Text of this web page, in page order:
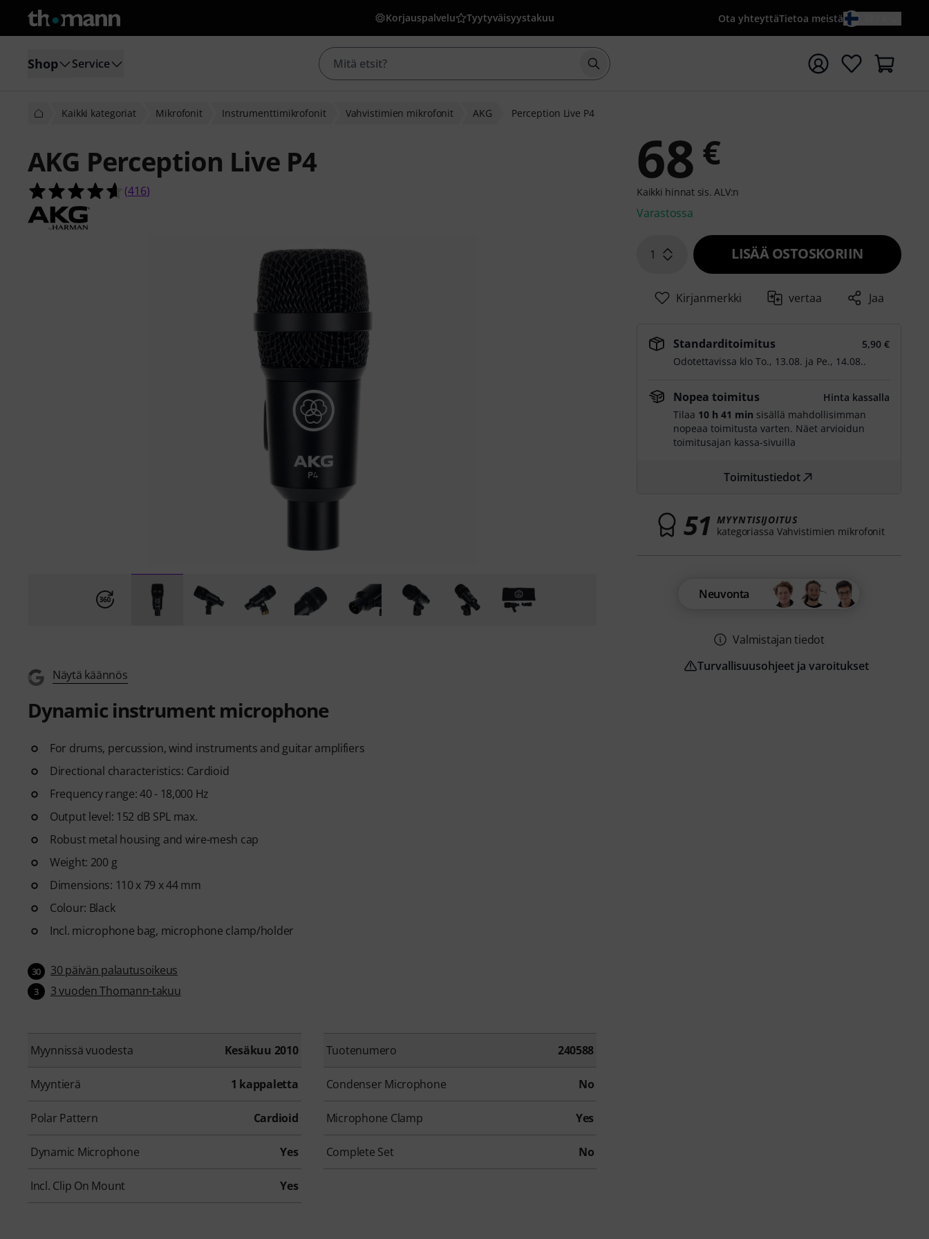
Korjauspalvelu Tyytyväisyystakuu Ota yhteyttäTietoa meistä
Shop Service Aloita haku hakusanalla {searchTerm}
Kaikki kategoriat Mikrofonit Instrumenttimikrofonit Vahvistimien mikrofonit AKG Perception Live P4
AKG Perception Live P4
4.6 tähteä viidestä yhteensä 416 asiakasarvostelusta
(416)
Näytä käännös
Dynamic instrument microphone
For drums, percussion, wind instruments and guitar amplifiers
Directional characteristics: Cardioid
Frequency range: 40 - 18,000 Hz
Output level: 152 dB SPL max.
Robust metal housing and wire-mesh cap
Weight: 200 g
Dimensions: 110 x 79 x 44 mm
Colour: Black
Incl. microphone bag, microphone clamp/holder
30 30 päivän palautusoikeus
3 3 vuoden Thomann-takuu
Myynnissä vuodesta Kesäkuu 2010 Tuotenumero 240588
Myyntierä 1 kappaletta Condenser Microphone No
Polar Pattern Cardioid Microphone Clamp Yes
Dynamic Microphone Yes Complete Set No
Incl. Clip On Mount Yes
68 €
Kaikki hinnat sis. ALV:n
Varastossa
1 LISÄÄ OSTOSKORIIN
Kirjanmerkki vertaa Jaa
Standarditoimitus
5,90 €
Odotettavissa kloTo., 13.08. ja Pe., 14.08..
Nopea toimitus
Hinta kassalla
Tilaa 10 h 41 min sisällä mahdollisimman
nopeaa toimitusta varten. Näet arvioidun
toimitusajan kassa-sivuilla
Toimitustiedot
51 MYYNTISIJOITUS
kategoriassa Vahvistimien mikrofonit
Neuvonta
Valmistajan tiedot
Turvallisuusohjeet ja varoitukset